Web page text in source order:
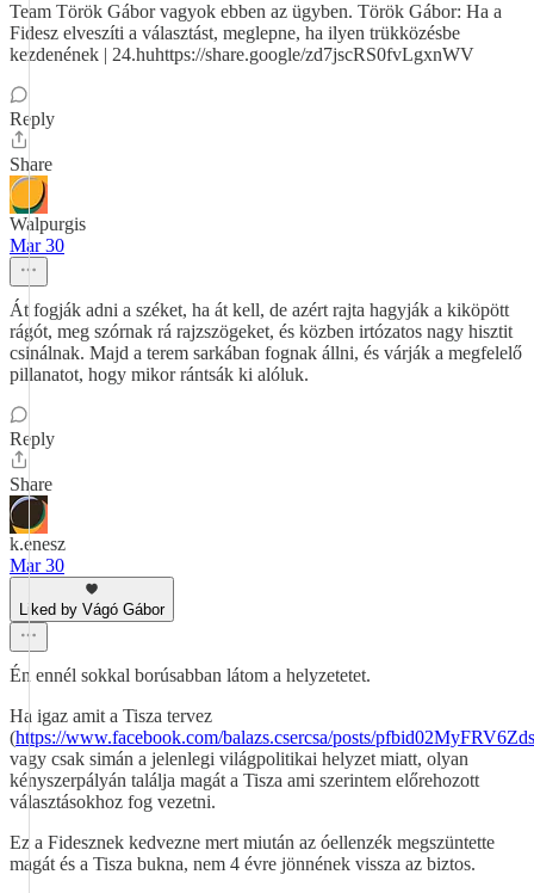
Team Török Gábor vagyok ebben az ügyben. Török Gábor: Ha a
Fidesz elveszíti a választást, meglepne, ha ilyen trükközésbe
kezdenének | 24.huhttps://share.google/zd7jscRS0fvLgxnWV
Reply
Share
Walpurgis
Mar 30
Át fogják adni a széket, ha át kell, de azért rajta hagyják a kiköpött
rágót, meg szórnak rá rajzszögeket, és közben irtózatos nagy hisztit
csinálnak. Majd a terem sarkában fognak állni, és várják a megfelelő
pillanatot, hogy mikor rántsák ki alóluk.
Reply
Share
k.enesz
Mar 30
Liked by Vágó Gábor
Én ennél sokkal borúsabban látom a helyzetetet.
Ha igaz amit a Tisza tervez
(https://www.facebook.com/balazs.csercsa/posts/
vagy csak simán a jelenlegi világpolitikai helyzet miatt, olyan
kényszerpályán találja magát a Tisza ami szerintem előrehozott
választásokhoz fog vezetni.
Ez a Fidesznek kedvezne mert miután az óellenzék megszüntette
magát és a Tisza bukna, nem 4 évre jönnének vissza az biztos.